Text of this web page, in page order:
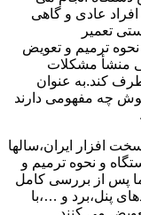
عادی و گاهی
تعمیر
نحوه ترمیم و تعویض
منشأ مشکلات
کند.به عنوان
چه مفهومی دارند
افزار ایران،سالها
و نحوه ترمیم و
پس از بررسی کامل
پنل،برد و …،با